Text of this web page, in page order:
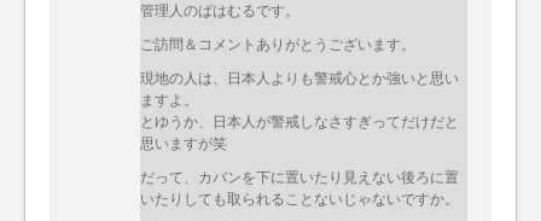
管理人のばはむるです。
ご訪問＆コメントありがとうございます。
現地の人は、日本人よりも警戒心とか強いと思い
ますよ。
とゆうか、日本人が警戒しなさすぎってだけだと
思いますが笑
だって、カバンを下に置いたり見えない後ろに置
いたりしても取られることないじゃないですか。